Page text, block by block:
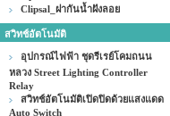
Clipsal_ฝากันน้ำฝังลอย
สวิทช์อัตโนมัติ
อุปกรณ์ไฟฟ้า ชุดรีเรย์โคมถนน
หลวง Street Lighting Controller
Relay
สวิทช์อัตโนมัติเปิดปิดด้วยแสงแดด
Auto Switch